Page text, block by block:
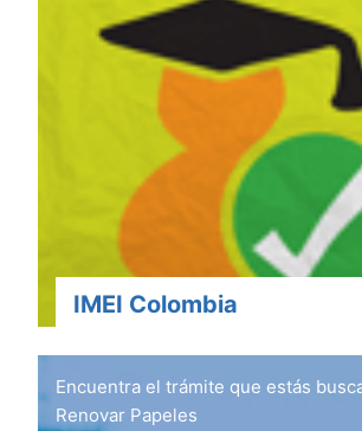
IMEI Colombia
Encuentra el trámite que estás
Renovar Papeles